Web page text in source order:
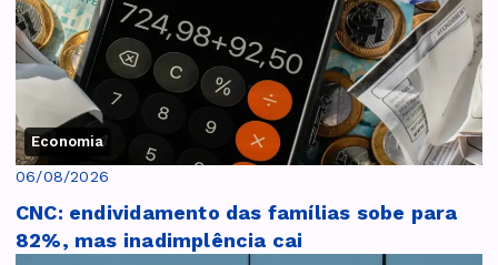
Economia
06/08/2026
CNC: endividamento das famílias sobe para
82%, mas inadimplência cai